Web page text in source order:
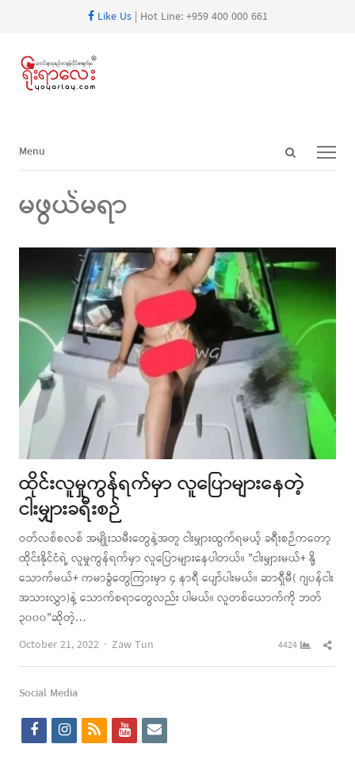
Like Us| Hot Line: +959 400 000 661
Open
Menu
Menu
မဖွယ်မရာ
ထိုင်းလူမှုကွန်ရက်မှာ လူပြောများနေတဲ့
ငါးမျှားခရီးစဉ်
ဝတ်လစ်စလစ် အမျိုးသမီးတွေနဲ့အတူ ငါးမျှားထွက်ရမယ့် ခရီးစဉ်ကတော့
ထိုင်းနိုင်ငံရဲ့ လူမှုကွန်ရက်မှာ လူပြောများနေပါတယ်။ ”ငါးမျှားမယ်+ နို့
သောက်မယ်+ ကမာခွံတွေကြားမှာ ၄ နာရီ ပျော်ပါးမယ်။ ဆာရှီမီ( ဂျပန်ငါး
အသားလွှာ)နဲ့ သောက်စရာတွေလည်း ပါမယ်။ လူတစ်ယောက်ကို ဘတ်
၃၀၀၀”ဆိုတဲ့…
October 21, 2022
Author
Zaw Tun 4424
Social Media
f
i
r
y
e